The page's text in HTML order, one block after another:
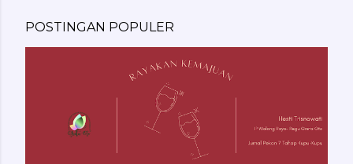
POSTINGAN POPULER